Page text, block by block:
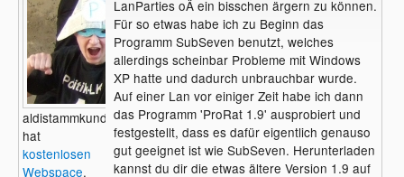
aldistammkunde
hat
kostenlosen
Webspace.
LanParties oÄ ein bisschen ärgern zu können.
Für so etwas habe ich zu Beginn das
Programm SubSeven benutzt, welches
allerdings scheinbar Probleme mit Windows
XP hatte und dadurch unbrauchbar wurde.
Auf einer Lan vor einiger Zeit habe ich dann
das Programm 'ProRat 1.9' ausprobiert und
festgestellt, dass es dafür eigentlich genauso
gut geeignet ist wie SubSeven. Herunterladen
kannst du dir die etwas ältere Version 1.9 auf